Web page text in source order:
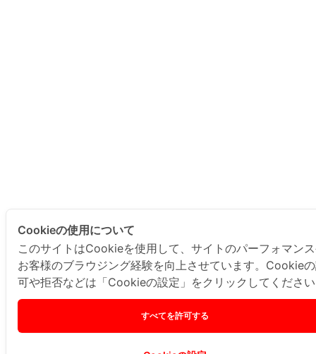
Cookieの使用について
このサイトはCookieを使用して、サイトのパーフォマン
お客様のブラウジング経験を向上させています。Cookie
可や拒否などは「Cookieの設定」をクリックしてくださ
すべてを許可する